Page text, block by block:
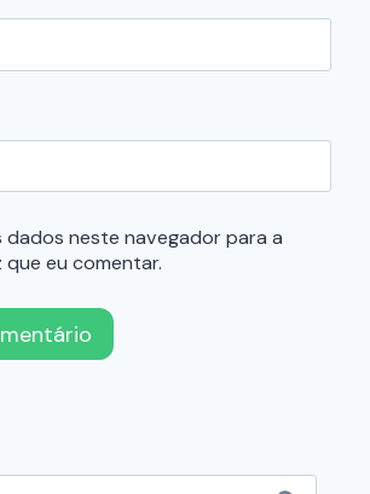
dados neste navegador para a
que eu comentar.